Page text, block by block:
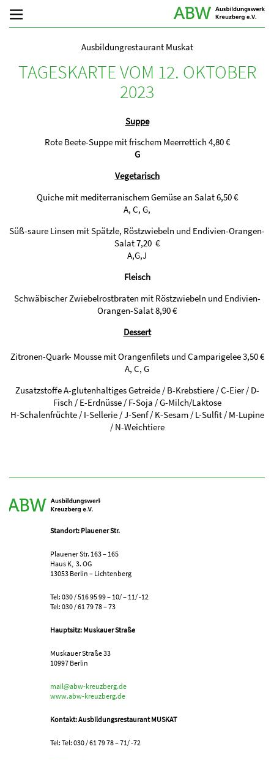
Ausbildungrestaurant Muskat
TAGESKARTE VOM 12. OKTOBER
2023
Suppe
Rote Beete-Suppe mit frischem Meerrettich 4,80 €
G
Vegetarisch
Quiche mit mediterranischem Gemüse an Salat 6,50 €
A, C, G,
Süß-saure Linsen mit Spätzle, Röstzwiebeln und Endivien-Orangen-
Salat 7,20 €
A,G,J
Fleisch
Schwäbischer Zwiebelrostbraten mit Röstzwiebeln und Endivien-
Orangen-Salat 8,90 €
Dessert
Zitronen-Quark- Mousse mit Orangenfilets und Camparigelee 3,50 €
A, C, G
Zusatzstoffe A-glutenhaltiges Getreide / B-Krebstiere / C-Eier / D-
Fisch / E-Erdnüsse / F-Soja / G-Milch/Laktose
H-Schalenfrüchte / I-Sellerie / J-Senf / K-Sesam / L-Sulfit / M-Lupine
/ N-Weichtiere
Standort: Plauener Str.
Plauener Str. 163 – 165
Haus K, 3. OG
13053 Berlin – Lichtenberg
Tel: 030 / 516 95 99 – 10/ – 11/ -12
Tel: 030 / 61 79 78 – 73
Hauptsitz: Muskauer Straße
Muskauer Straße 33
10997 Berlin
mail@abw-kreuzberg.de
www.abw-kreuzberg.de
Kontakt: Ausbildungsrestaurant MUSKAT
Tel: Tel: 030 / 61 79 78 – 71/ -72